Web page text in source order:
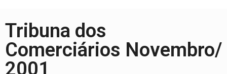
Tribuna dos
Comerciários Novembro/
2001